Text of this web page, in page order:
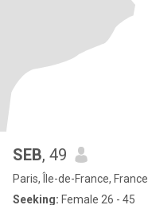
SEB, 49
Paris, Île-de-France, France
Seeking: Female 26 - 45